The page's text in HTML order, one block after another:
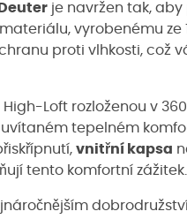
Deuter je navržen tak,
vyrobenému ze
proti vlhkosti, což
Loft rozloženou v
tepelném
vnitřní kapsa
tento komfortní zážitek.